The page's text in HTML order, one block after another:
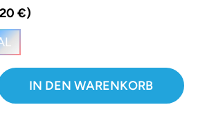
€)
ist zurzeit nicht verfügbar.)
Gib den
IN DEN WARENKORB